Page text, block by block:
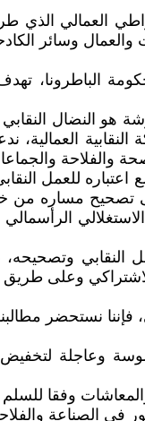
العمالي الذي
وسائر
حكومة
هو النضال
والفلاحة
اعتباره للعمل
تصحيح مساره من
النقابي
وعلى طريق
فإننا نستحضر
وعاجلة لتخفيض
في الصناعة